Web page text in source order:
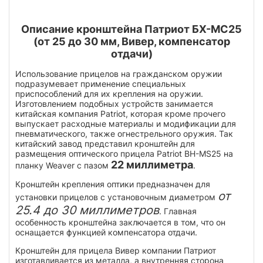
Описание кронштейна Патриот БХ-МС25
(от 25 до 30 мм, Вивер, компенсатор
отдачи)
Использование прицелов на гражданском оружии
подразумевает применение специальных
приспособлений для их крепления на оружии.
Изготовлением подобных устройств занимается
китайская компания Patriot, которая кроме прочего
выпускает расходные материалы и модификации для
пневматического, также огнестрельного оружия. Так
китайский завод представил кронштейн для
размещения оптического прицела Patriot BH-MS25 на
планку Weaver с пазом 22 миллиметра.
Кронштейн крепления оптики предназначен для
установки прицелов с установочным диаметром от
25.4 до 30 миллиметров. Главная
особенность кронштейна заключается в том, что он
оснащается функцией компенсатора отдачи.
Кронштейн для прицела Вивер компании Патриот
изготавливается из металла, а внутренняя сторона